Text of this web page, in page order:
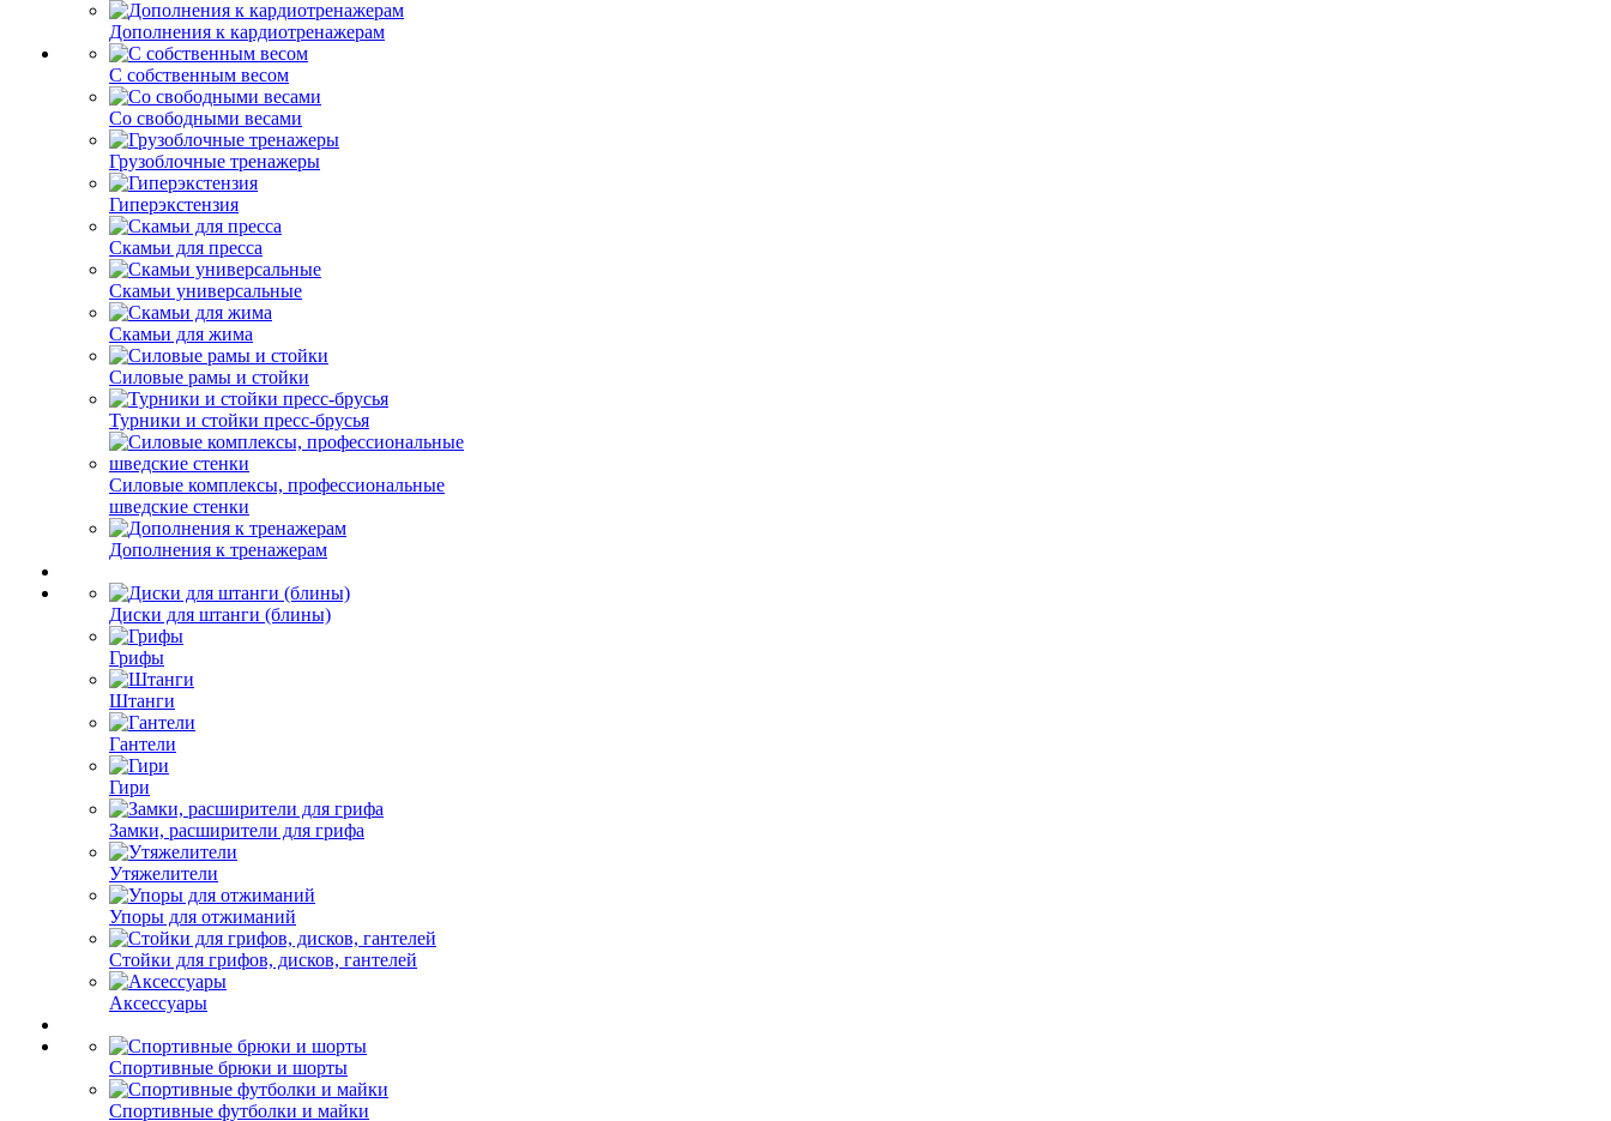
Дополнения к кардиотренажерам
С собственным весом
Со свободными весами
Грузоблочные тренажеры
Гиперэкстензия
Скамьи для пресса
Скамьи универсальные
Скамьи для жима
Силовые рамы и стойки
Турники и стойки пресс-брусья
Силовые комплексы, профессиональные
шведские стенки
Дополнения к тренажерам
Диски для штанги (блины)
Грифы
Штанги
Гантели
Гири
Замки, расширители для грифа
Утяжелители
Упоры для отжиманий
Стойки для грифов, дисков, гантелей
Аксессуары
Спортивные брюки и шорты
Спортивные футболки и майки